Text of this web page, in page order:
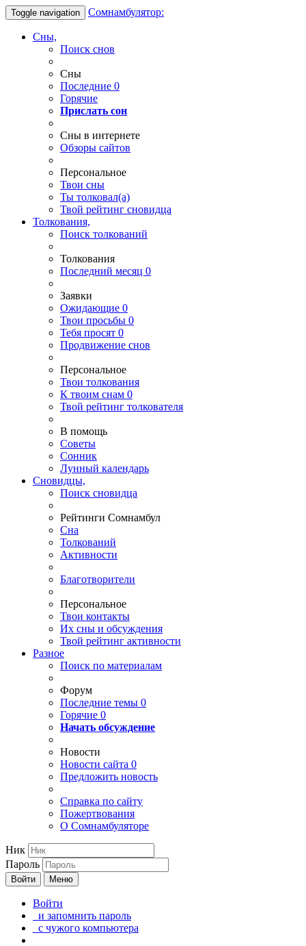
Toggle navigation Сомнамбулятор:
Сны,
Поиск снов
Сны
Последние 0
Горячие
Прислать сон
Сны в интернете
Обзоры сайтов
Персональное
Твои сны
Ты толковал(а)
Твой рейтинг сновидца
Толкования,
Поиск толкований
Толкования
Последний месяц 0
Заявки
Ожидающие 0
Твои просьбы 0
Тебя просят 0
Продвижение снов
Персональное
Твои толкования
К твоим снам 0
Твой рейтинг толкователя
В помощь
Советы
Сонник
Лунный календарь
Сновидцы,
Поиск сновидца
Рейтинги Сомнамбул
Сна
Толкований
Активности
Благотворители
Персональное
Твои контакты
Их сны и обсуждения
Твой рейтинг активности
Разное
Поиск по материалам
Форум
Последние темы 0
Горячие 0
Начать обсуждение
Новости
Новости сайта 0
Предложить новость
Справка по сайту
Пожертвования
О Сомнамбуляторе
Ник
Пароль
Войти Меню
Войти
и запомнить пароль
с чужого компьютера